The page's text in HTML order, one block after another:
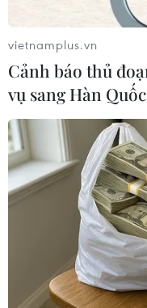
#Đà Nẵng #Dịch
#Ca mắc mới
#Ca khỏi bệnh
Theo dõi VietnamPlus
vietnamplus.vn
Cảnh báo thủ
vụ sang Hàn Quốc